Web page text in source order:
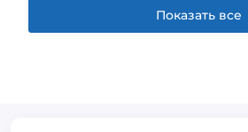
Показать все